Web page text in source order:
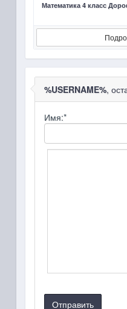
Математика 4 класс
%USERNAME%,
Имя:*
Отправить